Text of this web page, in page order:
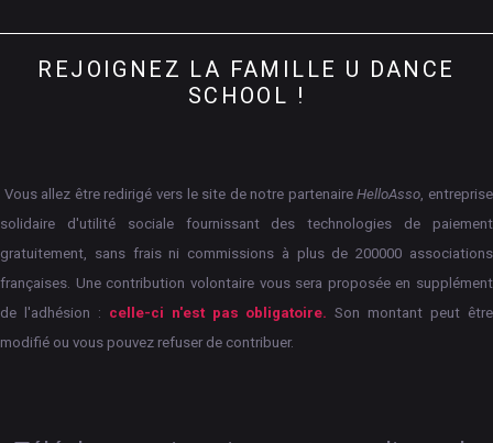
REJOIGNEZ LA FAMILLE U DANCE
SCHOOL !
Vous allez être redirigé vers le site de notre partenaireHelloAsso , entreprise
solidaire d'utilité sociale fournissant des technologies de paiement
gratuitement, sans frais ni commissions à plus de 200000 associations
françaises. Une contribution volontaire vous sera proposée en supplément
de l'adhésion : celle-ci n'est pas obligatoire.Son montant peut être
modifié ou vous pouvez refuser de contribuer.